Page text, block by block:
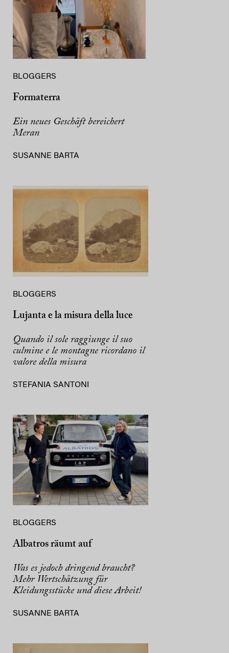
BLOGGERS
Formaterra
Ein neues Geschäft bereichert
Meran
SUSANNE BARTA
BLOGGERS
Lujanta e la misura della luce
Quando il sole raggiunge il suo
culmine e le montagne ricordano il
valore della misura
STEFANIA SANTONI
BLOGGERS
Albatros räumt auf
Was es jedoch dringend braucht?
Mehr Wertschätzung für
Kleidungsstücke und diese Arbeit!
SUSANNE BARTA